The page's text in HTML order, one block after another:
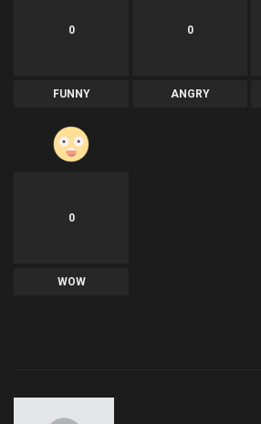
0
FUNNY
0
ANGRY
0
WOW